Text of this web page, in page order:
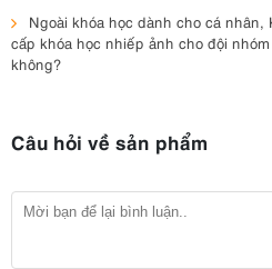
Ngoài khóa học dành cho cá nhân,
cấp khóa học nhiếp ảnh cho đội
không?
Câu hỏi về sản phẩm